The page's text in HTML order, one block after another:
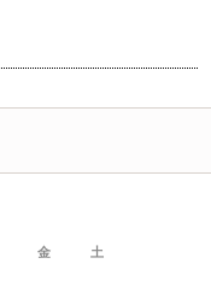
金 土